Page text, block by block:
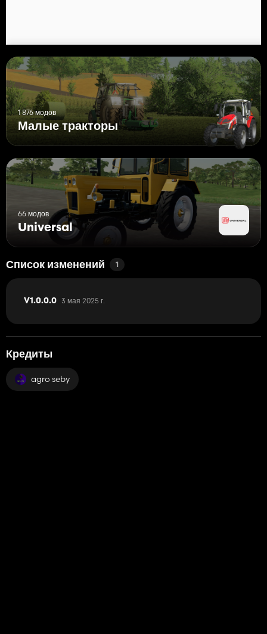
1 876 модов
Малые тракторы
66 модов
Universal
Список изменений 1
V1.0.0.0 3 мая 2025 г.
Кредиты
agro seby